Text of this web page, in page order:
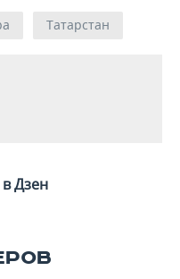
Татарстан
Дзен